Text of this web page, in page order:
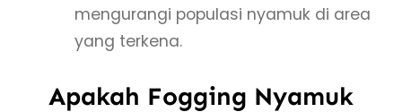
mengurangi populasi nyamuk di area
yang terkena.
Apakah Fogging Nyamuk